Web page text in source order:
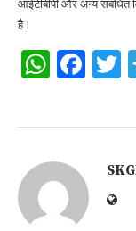
आईटीबीपी और अन्य संबंधित
है।